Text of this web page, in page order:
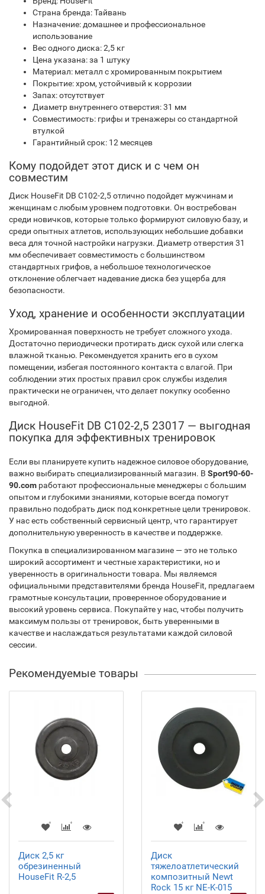
Страна бренда: Тайвань
Назначение: домашнее и профессиональное
использование
Вес одного диска: 2,5 кг
Цена указана: за 1 штуку
Материал: металл с хромированным покрытием
Покрытие: хром, устойчивый к коррозии
Запах: отсутствует
Диаметр внутреннего отверстия: 31 мм
Совместимость: грифы и тренажеры со стандартной
втулкой
Гарантийный срок: 12 месяцев
Кому подойдет этот диск и с чем он
совместим
Диск HouseFit DB C102-2,5 отлично подойдет мужчинам и
женщинам с любым уровнем подготовки. Он востребован
среди новичков, которые только формируют силовую базу, и
среди опытных атлетов, использующих небольшие добавки
веса для точной настройки нагрузки. Диаметр отверстия 31
мм обеспечивает совместимость с большинством
стандартных грифов, а небольшое технологическое
отклонение облегчает надевание диска без ущерба для
безопасности.
Уход, хранение и особенности эксплуатации
Хромированная поверхность не требует сложного ухода.
Достаточно периодически протирать диск сухой или слегка
влажной тканью. Рекомендуется хранить его в сухом
помещении, избегая постоянного контакта с влагой. При
соблюдении этих простых правил срок службы изделия
практически не ограничен, что делает покупку особенно
выгодной.
Диск HouseFit DB C102-2,5 23017 — выгодная
покупка для эффективных тренировок
Если вы планируете купить надежное силовое оборудование,
важно выбирать специализированный магазин. В Sport90-60-
90.com работают профессиональные менеджеры с большим
опытом и глубокими знаниями, которые всегда помогут
правильно подобрать диск под конкретные цели тренировок.
У нас есть собственный сервисный центр, что гарантирует
дополнительную уверенность в качестве и поддержке.
Покупка в специализированном магазине — это не только
широкий ассортимент и честные характеристики, но и
уверенность в оригинальности товара. Мы являемся
официальными представителями бренда HouseFit, предлагаем
грамотные консультации, проверенное оборудование и
высокий уровень сервиса. Покупайте у нас, чтобы получить
максимум пользы от тренировок, быть уверенными в
качестве и наслаждаться результатами каждой силовой
сессии.
Рекомендуемые товары
Диск 2,5 кг
обрезиненный
HouseFit R-2,5
Диск
тяжелоатлетический
композитный Newt
Rock 15 кг NE-K-015